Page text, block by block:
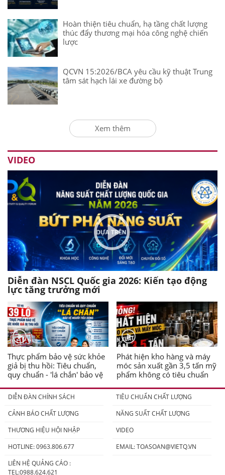
Hoàn thiện tiêu chuẩn, hạ tầng chất lượng
thúc đẩy thương mại hóa công nghệ chiến
lược
QCVN 15:2026/BCA yêu cầu kỹ thuật Trung
tâm sát hạch lái xe đường bộ
Xem thêm
VIDEO
Diễn đàn NSCL Quốc gia 2026: Kiến tạo động
lực tăng trưởng mới
Thực phẩm bảo vệ sức khỏe
giả bị thu hồi: Tiêu chuẩn,
quy chuẩn - 'lá chắn' bảo vệ
Phát hiện kho hàng và máy
móc sản xuất gần 3,5 tấn mỹ
phẩm không có tiêu chuẩn
DIỄN ĐÀN CHÍNH SÁCH
TIÊU CHUẨN CHẤT LƯỢNG
CẢNH BÁO CHẤT LƯỢNG
NĂNG SUẤT CHẤT LƯỢNG
THƯƠNG HIỆU HỘI NHẬP
VIDEO
HOTLINE: 0963.806.677
EMAIL:TOASOAN@VIETQ.VN
LIÊN HỆ QUẢNG CÁO :
TEL:0988.624.621